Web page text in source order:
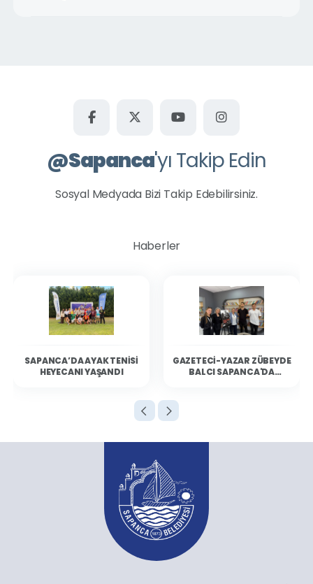
Memnuniye Mahallesi
Şükriye Mahallesi
@Sapanca'yı Takip Edin
Sosyal Medyada Bizi Takip Edebilirsiniz.
Haberler
SAPANCA’DA AYAK TENISI
HEYECANI YAŞANDI
GAZETECI-YAZAR ZÜBEYDE
BALCI SAPANCA'DA